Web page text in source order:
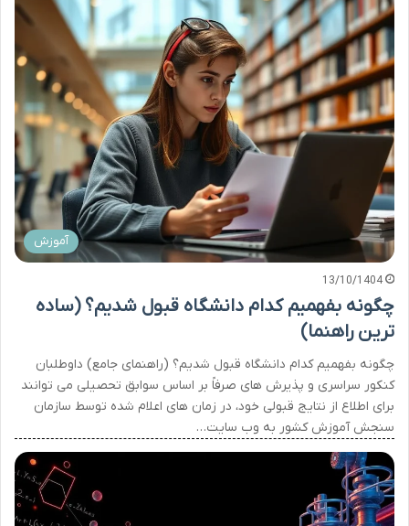
آموزش
13/10/1404
چگونه بفهمیم کدام دانشگاه قبول شدیم؟ (ساده
ترین راهنما)
چگونه بفهمیم کدام دانشگاه قبول شدیم؟ (راهنمای جامع) داوطلبان
کنکور سراسری و پذیرش های صرفاً بر اساس سوابق تحصیلی می توانند
برای اطلاع از نتایج قبولی خود، در زمان های اعلام شده توسط سازمان
سنجش آموزش کشور به وب سایت…